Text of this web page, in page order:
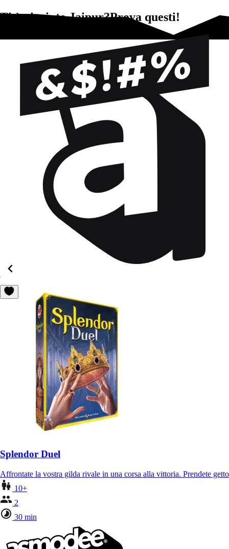
Ti è piaciuto Jaipur?Prova questi!
Splendor Duel
Affrontate la vostra gilda rivale in una corsa alla vittoria. Prendete
10+
2
30 min